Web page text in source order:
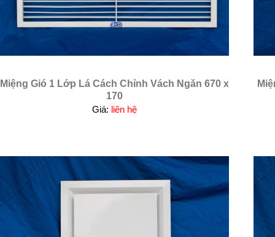
Miệng Gió 1 Lớp Lá Cách Chỉnh Vách Ngăn 670 x
170
Giá: liên hệ